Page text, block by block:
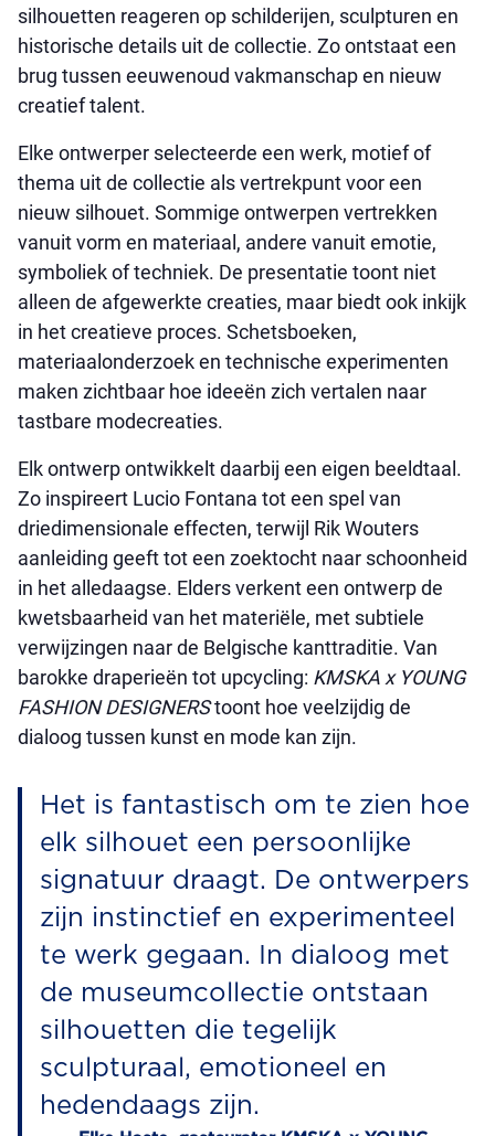
silhouetten reageren op schilderijen, sculpturen en
historische details uit de collectie. Zo ontstaat een
brug tussen eeuwenoud vakmanschap en nieuw
creatief talent.
Elke ontwerper selecteerde een werk, motief of
thema uit de collectie als vertrekpunt voor een
nieuw silhouet. Sommige ontwerpen vertrekken
vanuit vorm en materiaal, andere vanuit emotie,
symboliek of techniek. De presentatie toont niet
alleen de afgewerkte creaties, maar biedt ook inkijk
in het creatieve proces. Schetsboeken,
materiaalonderzoek en technische experimenten
maken zichtbaar hoe ideeën zich vertalen naar
tastbare modecreaties.
Elk ontwerp ontwikkelt daarbij een eigen beeldtaal.
Zo inspireert Lucio Fontana tot een spel van
driedimensionale effecten, terwijl Rik Wouters
aanleiding geeft tot een zoektocht naar schoonheid
in het alledaagse. Elders verkent een ontwerp de
kwetsbaarheid van het materiële, met subtiele
verwijzingen naar de Belgische kanttraditie. Van
barokke draperieën tot upcycling: KMSKA x YOUNG
FASHION DESIGNERStoont hoe veelzijdig de
dialoog tussen kunst en mode kan zijn.
Het is fantastisch om te zien hoe
elk silhouet een persoonlijke
signatuur draagt. De ontwerpers
zijn instinctief en experimenteel
te werk gegaan. In dialoog met
de museumcollectie ontstaan
silhouetten die tegelijk
sculpturaal, emotioneel en
hedendaags zijn.